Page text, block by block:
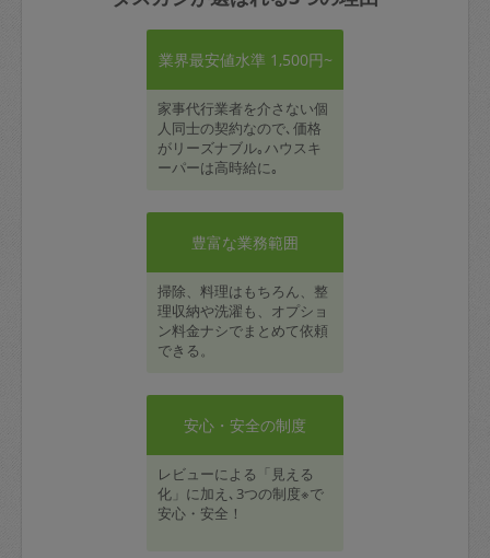
業界最安値水準 1,500円~
家事代行業者を介さない個
人同士の契約なので､価格
がリーズナブル｡ハウスキ
ーパーは高時給に｡
豊富な業務範囲
掃除、料理はもちろん、整
理収納や洗濯も、オプショ
ン料金ナシでまとめて依頼
できる。
安心・安全の制度
レビューによる「見える
化」に加え､3つの制度※で
安心・安全！